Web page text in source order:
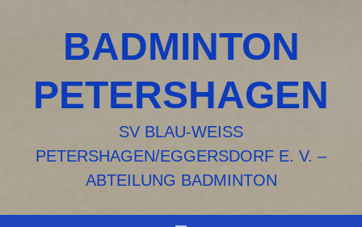
BADMINTON
PETERSHAGEN
SV BLAU-WEISS P
ETERSHAGEN/EGGERSDORF E. V. – A
BTEILUNG BADMINTON